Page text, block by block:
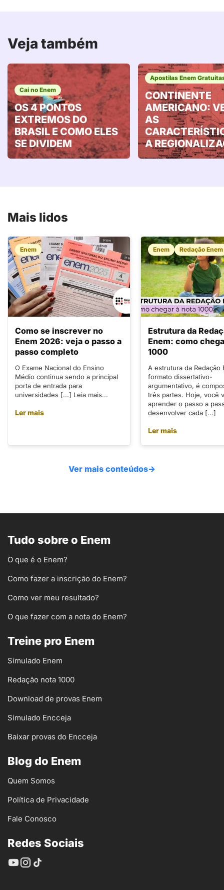
Veja também
Cai no Enem
OS 4 PONTOS
EXTREMOS DO
BRASIL E COMO ELES
SE DIVIDEM
Apostilas Enem
CONTINENTE
AMERICANO:
AS
A
Mais lidos
Enem
Como se inscrever no
Enem 2026: veja o passo a
passo completo
O Exame Nacional do Ensino
Médio continua sendo a principal
porta de entrada para
universidades [...] Leia mais...
Ler mais
Enem Redação Enem
Estrutura da
Enem: como
1000
A estrutura da Redação
formato dissertativo-
argumentativo, é
três partes. Hoje, você
aprender o passo a
desenvolver cada [...]
Ler mais
Ver mais conteúdos→
Tudo sobre o Enem
O que é o Enem?
Como fazer a inscrição do Enem?
Como ver meu resultado?
O que fazer com a nota do Enem?
Treine pro Enem
Simulado Enem
Redação nota 1000
Download de provas Enem
Simulado Encceja
Baixar provas do Encceja
Blog do Enem
Quem Somos
Política de Privacidade
Fale Conosco
Redes Sociais